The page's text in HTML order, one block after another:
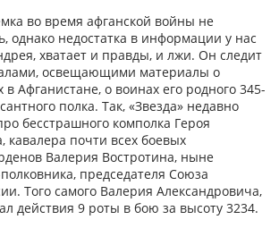
во время афганской войны не
однако недостатка в информации у нас
хватает и правды, и лжи. Он следит
освещающими материалы о
в Афганистане, о воинах его родного 345-
полка. Так, «Звезда» недавно
бесстрашного комполка Героя
кавалера почти всех боевых
Валерия Востротина, ныне
председателя Союза
Того самого Валерия Александровича,
действия 9 роты в бою за высоту 3234.